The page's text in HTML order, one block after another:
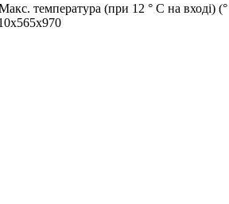
температура (при 12 ° С на вході)